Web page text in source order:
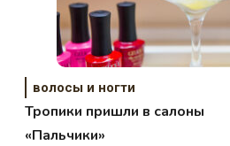
волосы и ногти
Тропики пришли в салоны
«Пальчики»